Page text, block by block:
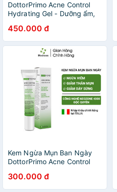
DottorPrimo Acne Control
Hydrating Gel - Dưỡng ẩm,
450.000 đ
Kem Ngừa Mụn Ban Ngày
DottorPrimo Acne Control
300.000 đ